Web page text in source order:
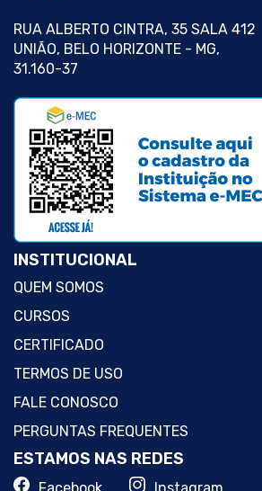
RUA ALBERTO CINTRA, 35 SALA 412
UNIÃO, BELO HORIZONTE - MG,
31.160-37
INSTITUCIONAL
QUEM SOMOS
CURSOS
CERTIFICADO
TERMOS DE USO
FALE CONOSCO
PERGUNTAS FREQUENTES
ESTAMOS NAS REDES
Facebook Instagram